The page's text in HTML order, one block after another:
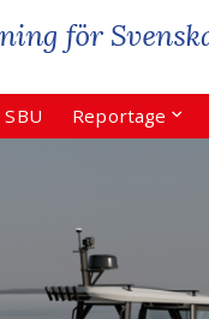
SBU Reportage